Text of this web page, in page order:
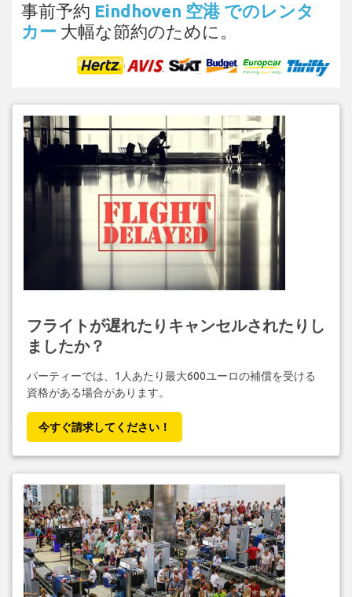
事前予約 Eindhoven 空港 でのレンタ
カー 大幅な節約のために。
フライトが遅れたりキャンセルされたりし
ましたか？
パーティーでは、1人あたり最大600ユーロの補償を受ける
資格がある場合があります。
今すぐ請求してください！